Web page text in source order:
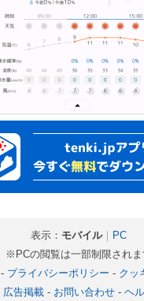
表示： モバイル｜ PC
※PCの閲覧は一部制限されま
- プライバシーポリシー - クッ
広告掲載- お問い合わせ- ヘ